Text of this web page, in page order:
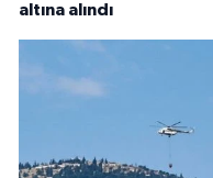
altına alındı